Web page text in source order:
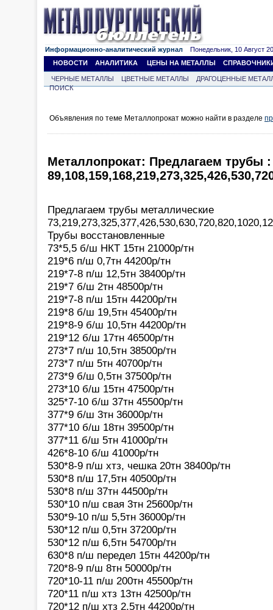
Информационно-аналитический журнал Понедельник, 10 Август
НОВОСТИ
АНАЛИТИКА ЦЕНЫ НА МЕТАЛЛЫ
ЧЕРНЫЕ МЕТАЛЛЫ ЦВЕТНЫЕ МЕТАЛЛЫ
ДРАГОЦЕННЫЕ
ПОИСК
Объявления по теме Металлопрокат можно найти в разделе
Металлопрокат: Предлагаем трубы :
Предлагаем трубы металлические
Трубы восстановленные
73*5,5 б/ш НКТ 15тн 21000р/тн
219*6 п/ш 0,7тн 44200р/тн
219*7-8 п/ш 12,5тн 38400р/тн
219*7 б/ш 2тн 48500р/тн
219*7-8 п/ш 15тн 44200р/тн
219*8 б/ш 19,5тн 45400р/тн
219*8-9 б/ш 10,5тн 44200р/тн
219*12 б/ш 17тн 46500р/тн
273*7 п/ш 10,5тн 38500р/тн
273*7 п/ш 5тн 40700р/тн
273*9 б/ш 0,5тн 37500р/тн
273*10 б/ш 15тн 47500р/тн
325*7-10 б/ш 37тн 45500р/тн
377*9 б/ш 3тн 36000р/тн
377*10 б/ш 18тн 39500р/тн
377*11 б/ш 5тн 41000р/тн
426*8-10 б/ш 41000р/тн
530*8-9 п/ш хтз, чешка 20тн 38400р/тн
530*8 п/ш 17,5тн 40500р/тн
530*8 п/ш 37тн 44500р/тн
530*10 п/ш свая 3тн 25600р/тн
530*9-10 п/ш 5,5тн 36000р/тн
530*12 п/ш 0,5тн 37200р/тн
530*12 п/ш 6,5тн 54700р/тн
630*8 п/ш передел 15тн 44200р/тн
720*8-9 п/ш 8тн 50000р/тн
720*10-11 п/ш 200тн 45500р/тн
720*11 п/ш хтз 13тн 42500р/тн
720*12 п/ш хтз 2,5тн 44200р/тн